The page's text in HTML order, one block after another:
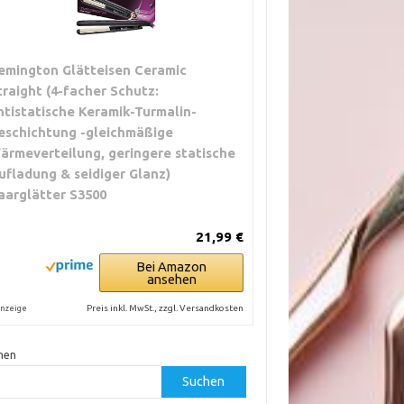
Glätteisen Ceramic
(4-facher Schutz:
Keramik-Turmalin-
-gleichmäßige
geringere statische
& seidiger Glanz)
S3500
21,99 €
Bei Amazon
ansehen
Preis inkl. MwSt., zzgl. Versandkosten
Suchen